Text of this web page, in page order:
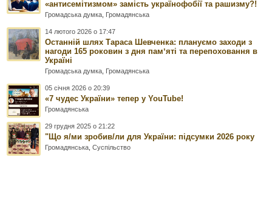
«антисемітизмом» замість українофобії та рашизму?!
Громадська думка Громадянська
14 лютого 2026 о 17:47
Останній шлях Тараса Шевченка: плануємо заходи з
нагоди 165 роковин з дня памʼяті та перепоховання в
Україні
Громадська думка Громадянська
05 січня 2026 о 20:39
«7 чудес України» тепер у YouTube!
Громадянська
29 грудня 2025 о 21:22
"Що я/ми зробив/ли для України: підсумки 2026 року
Громадянська ,Суспільство